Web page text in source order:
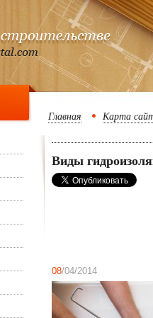
Главная Карта
Виды
08/04/2014